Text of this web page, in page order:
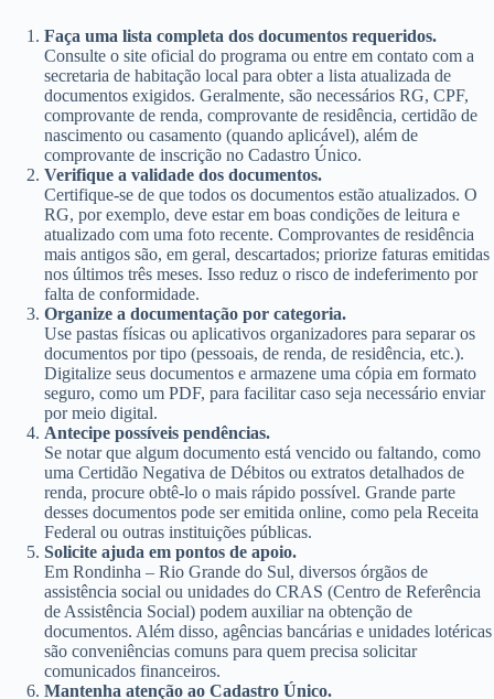
Faça uma lista completa dos documentos requeridos.
Consulte o site oficial do programa ou entre em contato com a
secretaria de habitação local para obter a lista atualizada de
documentos exigidos. Geralmente, são necessários RG, CPF,
comprovante de renda, comprovante de residência, certidão de
nascimento ou casamento (quando aplicável), além de
comprovante de inscrição no Cadastro Único.
Verifique a validade dos documentos.
Certifique-se de que todos os documentos estão atualizados. O
RG, por exemplo, deve estar em boas condições de leitura e
atualizado com uma foto recente. Comprovantes de residência
mais antigos são, em geral, descartados; priorize faturas emitidas
nos últimos três meses. Isso reduz o risco de indeferimento por
falta de conformidade.
Organize a documentação por categoria.
Use pastas físicas ou aplicativos organizadores para separar os
documentos por tipo (pessoais, de renda, de residência, etc.).
Digitalize seus documentos e armazene uma cópia em formato
seguro, como um PDF, para facilitar caso seja necessário enviar
por meio digital.
Antecipe possíveis pendências.
Se notar que algum documento está vencido ou faltando, como
uma Certidão Negativa de Débitos ou extratos detalhados de
renda, procure obtê-lo o mais rápido possível. Grande parte
desses documentos pode ser emitida online, como pela Receita
Federal ou outras instituições públicas.
Solicite ajuda em pontos de apoio.
Em Rondinha – Rio Grande do Sul, diversos órgãos de
assistência social ou unidades do CRAS (Centro de Referência
de Assistência Social) podem auxiliar na obtenção de
documentos. Além disso, agências bancárias e unidades lotéricas
são conveniências comuns para quem precisa solicitar
comunicados financeiros.
Mantenha atenção ao Cadastro Único.